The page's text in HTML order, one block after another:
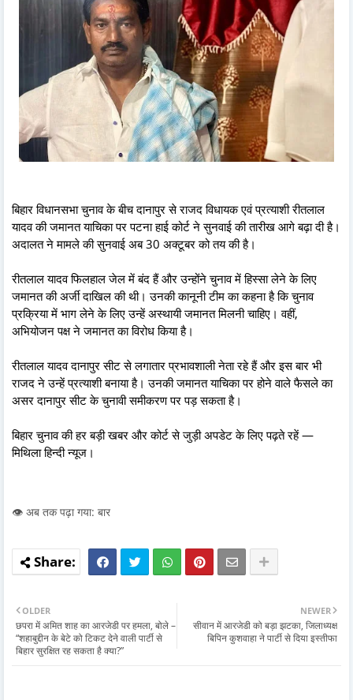
बिहार विधानसभा चुनाव के बीच दानापुर से राजद विधायक एवं प्रत्याशी रीतलाल
यादव की जमानत याचिका पर पटना हाई कोर्ट ने सुनवाई की तारीख आगे बढ़ा दी है।
अदालत ने मामले की सुनवाई अब 30 अक्टूबर को तय की है।
रीतलाल यादव फिलहाल जेल में बंद हैं और उन्होंने चुनाव में हिस्सा लेने के लिए
जमानत की अर्जी दाखिल की थी। उनकी कानूनी टीम का कहना है कि चुनाव
प्रक्रिया में भाग लेने के लिए उन्हें अस्थायी जमानत मिलनी चाहिए। वहीं,
अभियोजन पक्ष ने जमानत का विरोध किया है।
रीतलाल यादव दानापुर सीट से लगातार प्रभावशाली नेता रहे हैं और इस बार भी
राजद ने उन्हें प्रत्याशी बनाया है। उनकी जमानत याचिका पर होने वाले फैसले का
असर दानापुर सीट के चुनावी समीकरण पर पड़ सकता है।
बिहार चुनाव की हर बड़ी खबर और कोर्ट से जुड़ी अपडेट के लिए पढ़ते रहें —
मिथिला हिन्दी न्यूज।
👁️ अब तक पढ़ा गया: बार
NEWER
सीवान में आरजेडी को बड़ा झटका, जिलाध्यक्ष
बिपिन कुशवाहा ने पार्टी से दिया इस्तीफा
OLDER
छपरा में अमित शाह का आरजेडी पर हमला, बोले –
“शहाबुद्दीन के बेटे को टिकट देने वाली पार्टी से
बिहार सुरक्षित रह सकता है क्या?”